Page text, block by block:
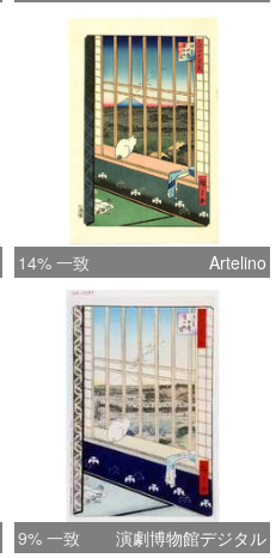
14% 一致 Artelino
9% 一致 演劇博物館デジタル